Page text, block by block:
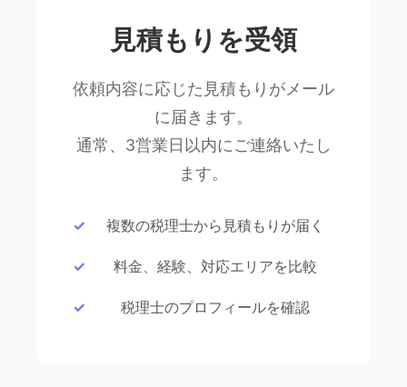
見積もりを受領
依頼内容に応じた見積もりがメール
に届きます。
通常、3営業日以内にご連絡いたし
ます。
複数の税理士から見積もりが届く
料金、経験、対応エリアを比較
税理士のプロフィールを確認